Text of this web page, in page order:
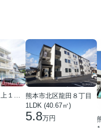
熊本市東区尾ノ上１丁目
熊本市北区龍田８丁目
1LDK (40.67㎡)
5.8万円